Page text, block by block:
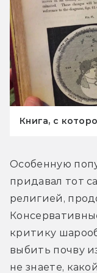
Книга, с
Особенную
придавал тот
религией,
критику
выбить почву
не знаете,